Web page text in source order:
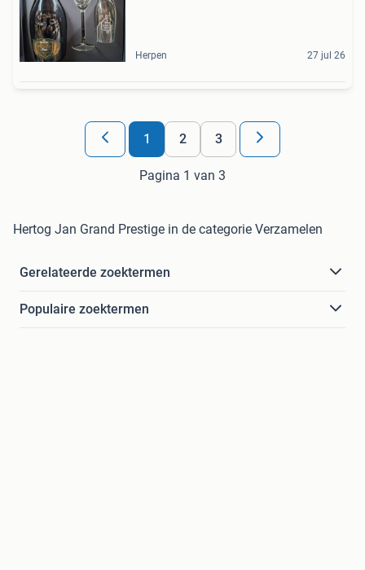
Herpen 27 jul 26
1 2 3
Pagina 1 van 3
Hertog Jan Grand Prestige in de categorie Verzamelen
Gerelateerde zoektermen
Populaire zoektermen